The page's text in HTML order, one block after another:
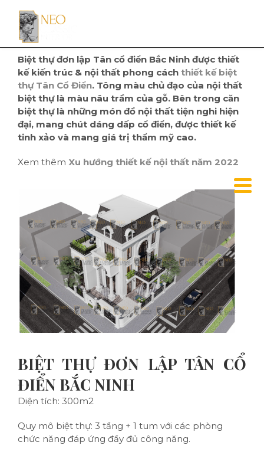
Biệt thự đơn lập Tân cổ điển Bắc Ninh được thiết
kế kiến trúc & nội thất phong cách thiết kế biệt
thự Tân Cổ Điển. Tông màu chủ đạo của nội thất
biệt thự là màu nâu trầm của gỗ. Bên trong căn
biệt thự là những món đồ nội thất tiện nghi hiện
đại, mang chút dáng dấp cổ điển, được thiết kế
tinh xảo và mang giá trị thẩm mỹ cao.
Xem thêm Xu hướng thiết kế nội thất năm 2022
BIỆT THỰ ĐƠN LẬP TÂN CỔ
ĐIỂN BẮC NINH
Diện tích: 300m2
Quy mô biệt thự: 3 tầng + 1 tum với các phòng
chức năng đáp ứng đầy đủ công năng.